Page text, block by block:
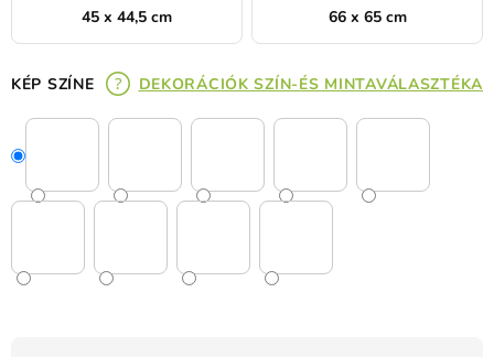
45 x 44,5 cm 66 x 65 cm
KÉP SZÍNE DEKORÁCIÓK SZÍN-ÉS MINTAVÁLASZTÉKA